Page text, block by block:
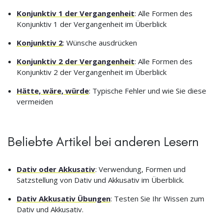
Konjunktiv 1 der Vergangenheit: Alle Formen des
Konjunktiv 1 der Vergangenheit im Überblick
Konjunktiv 2: Wünsche ausdrücken
Konjunktiv 2 der Vergangenheit: Alle Formen des
Konjunktiv 2 der Vergangenheit im Überblick
Hätte, wäre, würde: Typische Fehler und wie Sie diese
vermeiden
Beliebte Artikel bei anderen Lesern
Dativ oder Akkusativ: Verwendung, Formen und
Satzstellung von Dativ und Akkusativ im Überblick.
Dativ Akkusativ Übungen: Testen Sie Ihr Wissen zum
Dativ und Akkusativ.